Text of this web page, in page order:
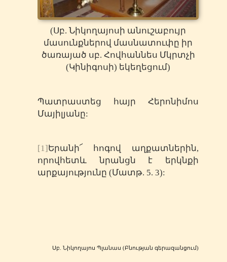
(Սբ. Նիկողայոսի անուշաբույր
մասունքներով մասնատուփը իր
ծառայած սբ. Հովհաննես Մկրտչի
(Կինիգոսի) եկեղեցում)
Պատրաստեց հայր Հերոնիմոս
Մայիլյանը:
[1] Երանի՜ հոգով աղքատներին,
որովհետև նրանցն է երկնքի
արքայությունը (Մատթ. 5. 3):
Սբ. Նիկողայոս Պլանաս (Բնության գերազանցում)